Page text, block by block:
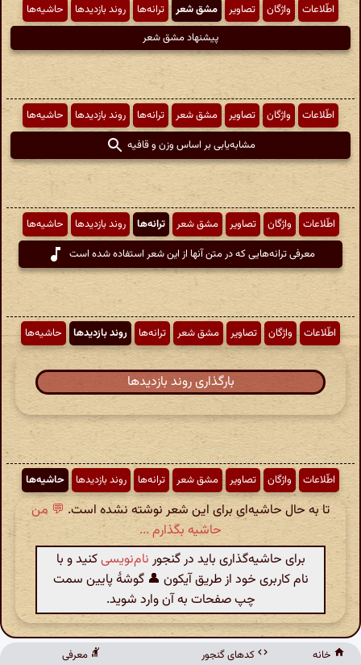
اطّلاعات واژگان تصاویر مشق شعر ترانه‌ها روند بازدیدها
حاشیه‌ها
پیشنهاد مشق شعر
اطّلاعات واژگان تصاویر مشق شعر ترانه‌ها روند بازدیدها
حاشیه‌ها
مشابه‌یابی بر اساس وزن و قافیه
اطّلاعات واژگان تصاویر مشق شعر ترانه‌ها روند بازدیدها
حاشیه‌ها
معرفی ترانه‌هایی که در متن آنها از این شعر استفاده شده است
اطّلاعات واژگان تصاویر مشق شعر ترانه‌ها روند بازدیدها حاشیه‌ها
بارگذاری روند بازدیدها
اطّلاعات واژگان تصاویر مشق شعر ترانه‌ها روند بازدیدها حاشیه‌ها
تا به حال حاشیه‌ای برای این شعر نوشته نشده است. 💬 من
حاشیه بگذارم ...
برای حاشیه‌گذاری باید در گنجور نام‌نویسیکنید و با
نام کاربری خود از طریق آیکون 👤 گوشهٔ پایین سمت
چپ صفحات به آن وارد شوید.
خانه کدهای گنجور معرفی